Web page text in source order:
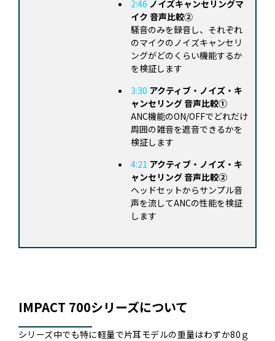
2:46 ノイズキャンセリングマ
イク 音声比較②
騒音のみを録音し、それぞれ
のマイクのノイズキャンセリ
ングがどのくらい機能するか
を検証します
3:30 アクティブ・ノイズ・キ
ャンセリング 音声比較①
ANC機能のON/OFFでどれだけ
周囲の雑音を遮音できるかを
検証します
4:21 アクティブ・ノイズ・キ
ャンセリング 音声比較②
ヘッドセットからサンプル音
声を流してANCの性能を検証
します
IMPACT 700シリーズについて
シリーズ中でも特に軽量で片耳モデルの重量はわずか80ｇ